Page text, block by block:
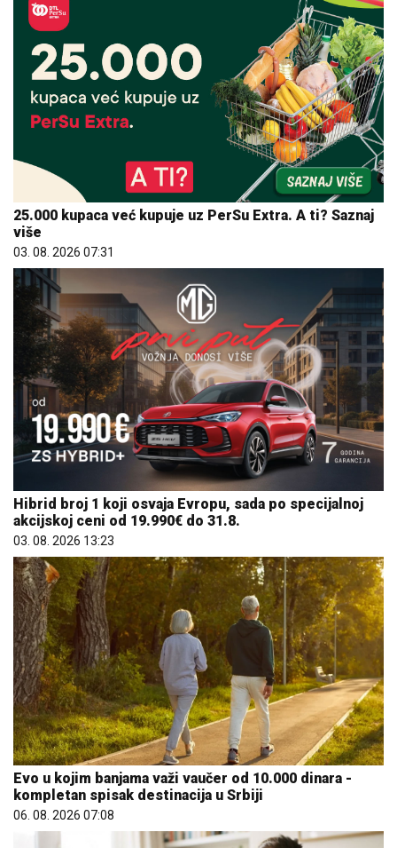
25.000 kupaca već kupuje uz PerSu Extra. A ti? Saznaj
više
03. 08. 2026 07:31
Hibrid broj 1 koji osvaja Evropu, sada po specijalnoj
akcijskoj ceni od 19.990€ do 31.8.
03. 08. 2026 13:23
Evo u kojim banjama važi vaučer od 10.000 dinara -
kompletan spisak destinacija u Srbiji
06. 08. 2026 07:08